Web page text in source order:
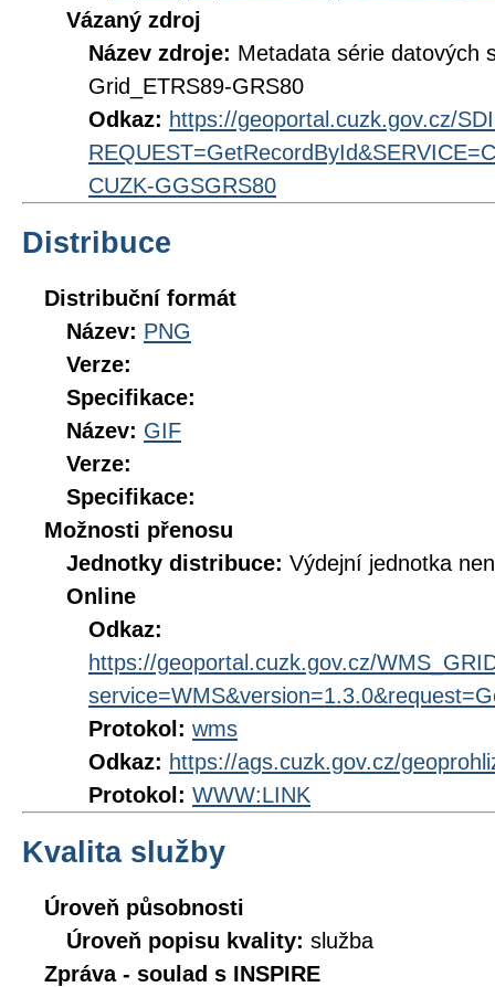
Vázaný zdroj
Název zdroje: Metadata série datových
Grid_ETRS89-GRS80
Odkaz: https://geoportal.cuzk.gov.cz/
CUZK-GGSGRS80
Distribuce
Distribuční formát
Název: PNG
Verze:
Specifikace:
Název: GIF
Verze:
Specifikace:
Možnosti přenosu
Jednotky distribuce: Výdejní jednotka
Online
Odkaz:
https://geoportal.cuzk.gov.cz/
Protokol: wms
Odkaz: https://ags.cuzk.gov.cz/
Protokol: WWW:LINK
Kvalita služby
Úroveň působnosti
Úroveň popisu kvality: služba
Zpráva - soulad s INSPIRE